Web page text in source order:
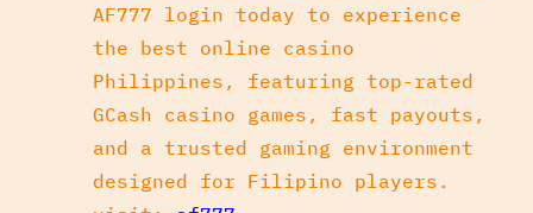
AF777 login today to experience
the best online casino
Philippines, featuring top-rated
GCash casino games, fast payouts,
and a trusted gaming environment
designed for Filipino players.